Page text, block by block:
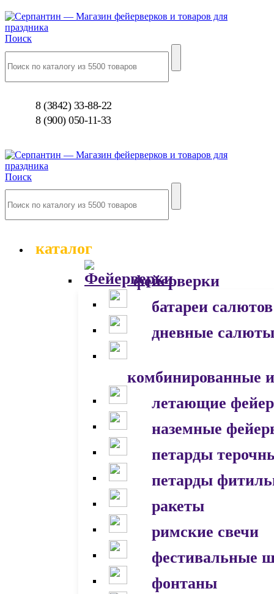
Поиск
8 (3842) 33-88-22
8 (900) 050-11-33
Поиск
каталог
фейерверки
батареи салютов
дневные салюты
комбинированные
летающие
наземные
петарды
петарды
ракеты
римские свечи
фестивальные
фонтаны